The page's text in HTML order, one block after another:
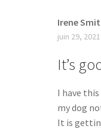
Irene
juin 29, 2021
It’s
I have
my dog
It is